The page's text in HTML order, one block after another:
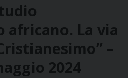
africano. La via
–
2024